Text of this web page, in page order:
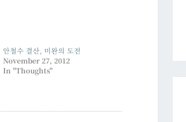
안철수 결산, 미완의 도전
November 27, 2012
In "Thoughts"